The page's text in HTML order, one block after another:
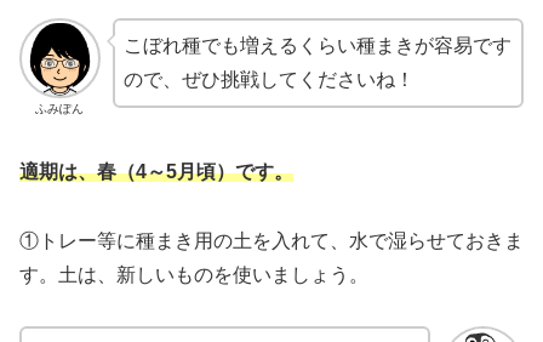
ふみぽん
こぼれ種でも増えるくらい種まきが容易です
ので、ぜひ挑戦してくださいね！
適期は、春（4～5月頃）です。
①トレー等に種まき用の土を入れて、水で湿らせておきま
す。土は、新しいものを使いましょう。